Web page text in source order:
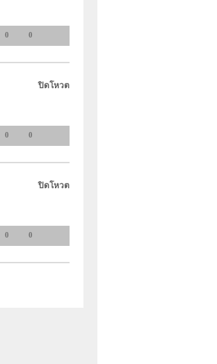
0 0
ปิดโหวต
0 0
ปิดโหวต
0 0